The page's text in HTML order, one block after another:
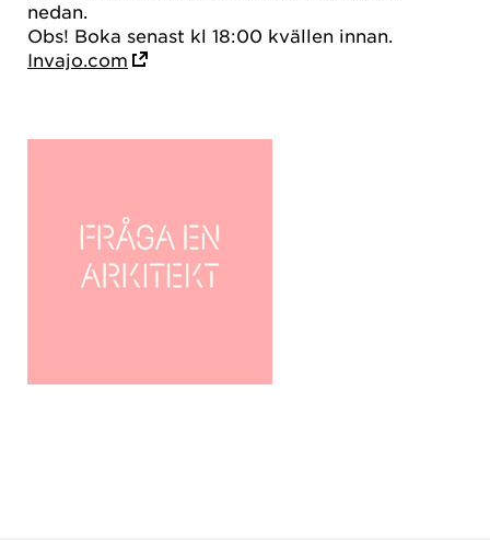
nedan.
Obs! Boka senast kl 18:00 kvällen innan.
Invajo.com